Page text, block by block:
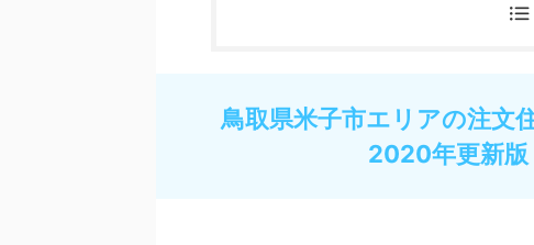
鳥取県米子市エリアの注文
2020年更新版